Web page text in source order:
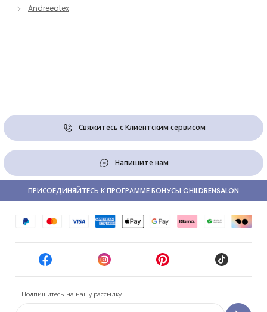
Andreeatex
Свяжитесь с Клиентским сервисом
Напишите нам
Подпишитесь на нашу рассылку
ПРИСОЕДИНЯЙТЕСЬ К ПРОГРАММЕ БОНУСЫ CHILDRENSALON